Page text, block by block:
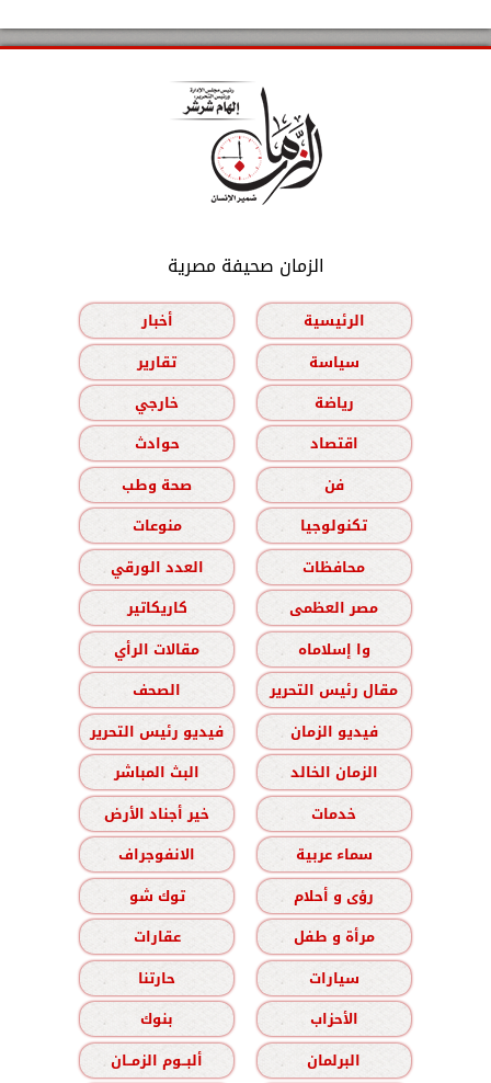
الزمان صحيفة مصرية
الرئيسية
أخبار
سياسة
تقارير
رياضة
خارجي
اقتصاد
حوادث
فن
صحة وطب
تكنولوجيا
منوعات
محافظات
العدد الورقي
مصر العظمى
كاريكاتير
وا إسلاماه
مقالات الرأي
مقال رئيس التحرير
الصحف
فيديو الزمان
فيديو رئيس التحرير
الزمان الخالد
البث المباشر
خدمات
خير أجناد الأرض
سماء عربية
الانفوجراف
رؤى و أحلام
توك شو
مرأة و طفل
عقارات
سيارات
حارتنا
الأحزاب
بنوك
البرلمان
ألبــوم الزمــان